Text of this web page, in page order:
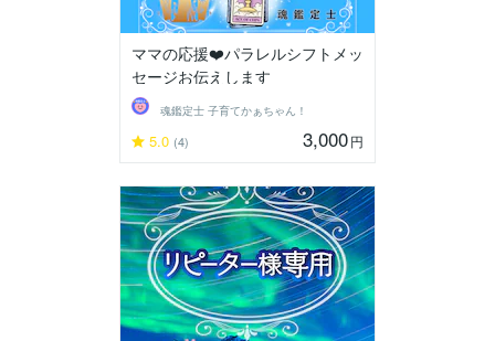
ママの応援❤️パラレルシフトメッ
セージお伝えします
魂鑑定士 子育てかぁちゃん！
5.0 (4) 3,000円